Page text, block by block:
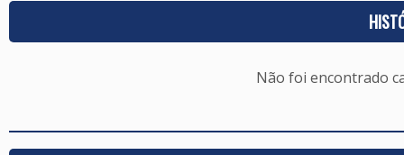
Não foi encontrado